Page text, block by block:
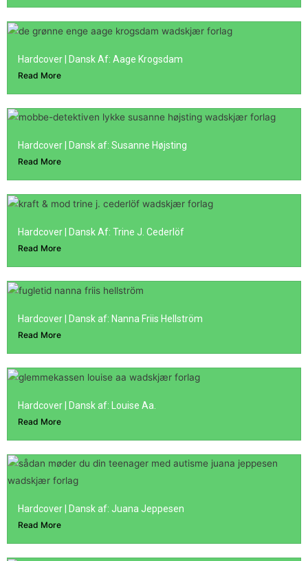
Hardcover | Dansk Af: Aage Krogsdam
Read More
Hardcover | Dansk af: Susanne Højsting
Read More
Hardcover | Dansk Af: Trine J. Cederlöf
Read More
Hardcover | Dansk af: Nanna Friis Hellström
Read More
Hardcover | Dansk af: Louise Aa.
Read More
Hardcover | Dansk af: Juana Jeppesen
Read More